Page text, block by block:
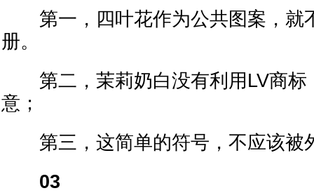
第一，四叶花作为公共图案，就
册。
第二，茉莉奶白没有利用LV商标
意；
第三，这简单的符号，不应该被
03